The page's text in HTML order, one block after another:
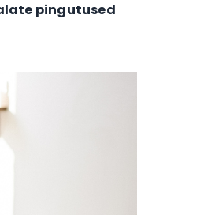
pingutused